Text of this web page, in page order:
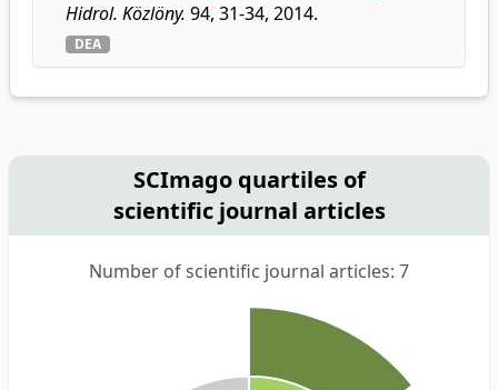
Hidrol. Közlöny. 94, 31-34, 2014.
DEA
SCImago quartiles of
scientific journal articles
Number of scientific journal articles: 7